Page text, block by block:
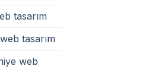
tasarım
tasarım
web